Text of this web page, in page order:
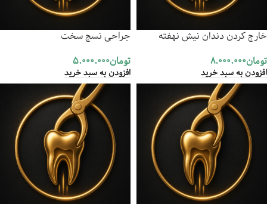
خارج کردن دندان نیش نهفته
تومان8.000.000
افزودن به سبد خرید
جراحی نسج سخت
تومان5.000.000
افزودن به سبد خرید